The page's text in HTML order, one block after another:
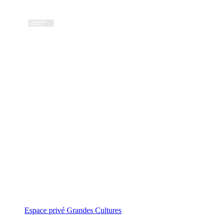
Espace privé Grandes Cultures